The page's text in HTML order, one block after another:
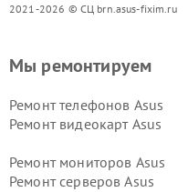
2021-2026 © СЦ brn.asus-fixim.ru
Мы ремонтируем
Ремонт телефонов Asus
Ремонт видеокарт Asus
Ремонт мониторов Asus
Ремонт серверов Asus